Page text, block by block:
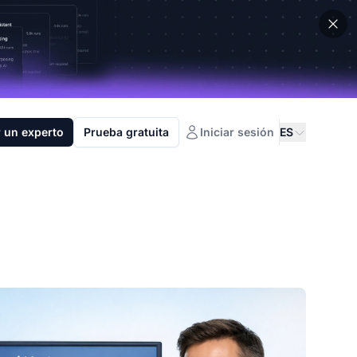
un experto Prueba gratuita Iniciar sesión ES